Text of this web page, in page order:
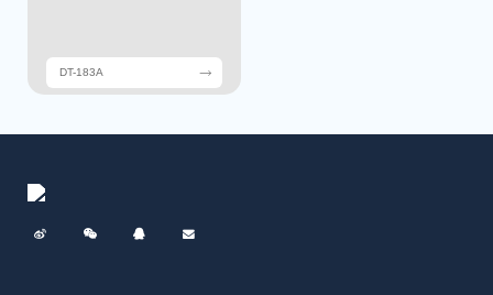
DT-183A 